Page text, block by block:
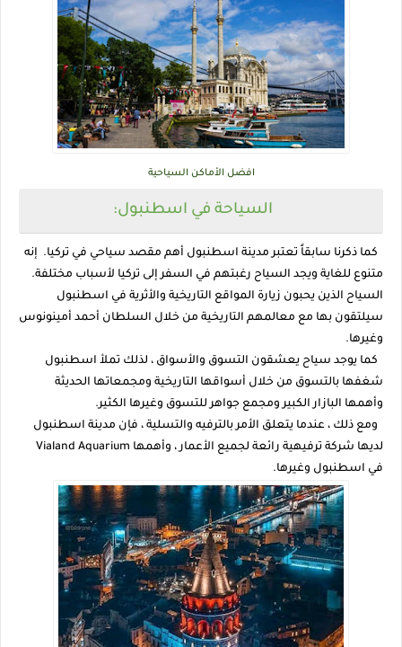
افضل الأماكن السياحية
السياحة في اسطنبول:
كما ذكرنا سابقاً تعتبر مدينة اسطنبول أهم مقصد سياحي في تركيا. إنه
متنوع للغاية ويجد السياح رغبتهم في السفر إلى تركيا لأسباب مختلفة.
السياح الذين يحبون زيارة المواقع التاريخية والأثرية في اسطنبول
سيلتقون بها مع معالمهم التاريخية من خلال السلطان أحمد أمينونوس
وغيرها.
كما يوجد سياح يعشقون التسوق والأسواق ، لذلك تملأ اسطنبول
شغفها بالتسوق من خلال أسواقها التاريخية ومجمعاتها الحديثة
وأهمها البازار الكبير ومجمع جواهر للتسوق وغيرها الكثير.
ومع ذلك ، عندما يتعلق الأمر بالترفيه والتسلية ، فإن مدينة اسطنبول
لديها شركة ترفيهية رائعة لجميع الأعمار ، وأهمها Vialand Aquarium
في اسطنبول وغيرها.